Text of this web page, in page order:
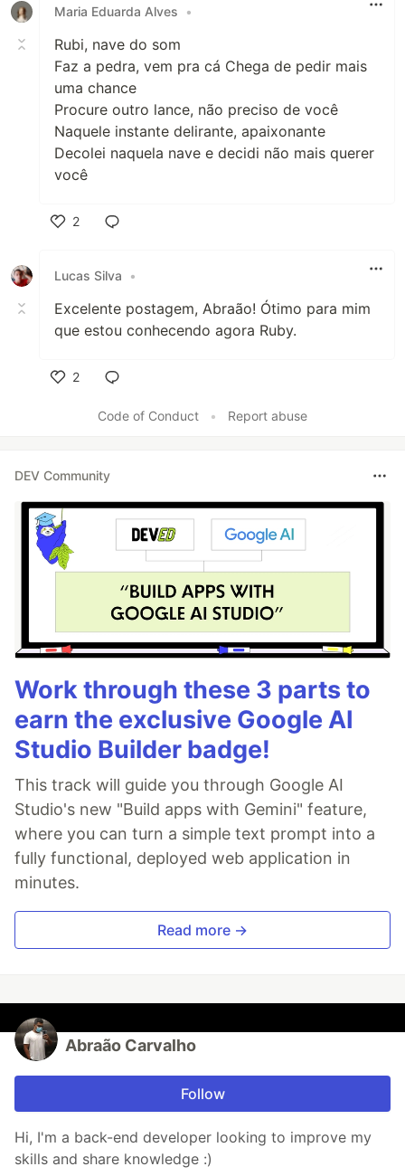
Maria Eduarda Alves •
Rubi, nave do som
Faz a pedra, vem pra cá Chega de pedir mais
uma chance
Procure outro lance, não preciso de você
Naquele instante delirante, apaixonante
Decolei naquela nave e decidi não mais querer
você
2
Lucas Silva
•
Excelente postagem, Abraão! Ótimo para mim
que estou conhecendo agora Ruby.
2
Code of Conduct
• Report abuse
DEV Community
Work through these 3 parts to
earn the exclusive Google AI
Studio Builder badge!
This track will guide you through Google AI
Studio's new "Build apps with Gemini" feature,
where you can turn a simple text prompt into a
fully functional, deployed web application in
minutes.
Read more →
Abraão Carvalho
Follow
Hi, I'm a back-end developer looking to improve my
skills and share knowledge :)